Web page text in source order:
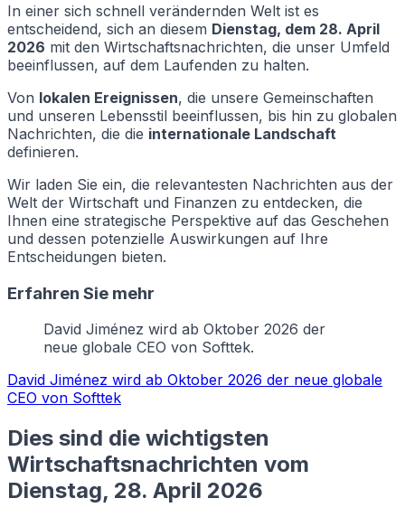
In einer sich schnell verändernden Welt ist es
entscheidend, sich an diesem Dienstag, dem 28. April
2026 mit den Wirtschaftsnachrichten, die unser Umfeld
beeinflussen, auf dem Laufenden zu halten.
Von lokalen Ereignissen, die unsere Gemeinschaften
und unseren Lebensstil beeinflussen, bis hin zu globalen
Nachrichten, die die internationale Landschaft
definieren.
Wir laden Sie ein, die relevantesten Nachrichten aus der
Welt der Wirtschaft und Finanzen zu entdecken, die
Ihnen eine strategische Perspektive auf das Geschehen
und dessen potenzielle Auswirkungen auf Ihre
Entscheidungen bieten.
Erfahren Sie mehr
David Jiménez wird ab Oktober 2026 der
neue globale CEO von Softtek.
David Jiménez wird ab Oktober 2026 der neue globale
CEO von Softtek
Dies sind die wichtigsten
Wirtschaftsnachrichten vom
Dienstag, 28. April 2026